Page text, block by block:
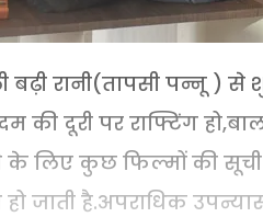
बढ़ी रानी(तापसी पन्नू )
दूरी पर राफ्टिंग
लिए कुछ फिल्मों की सूची
जाती है.अपराधिक